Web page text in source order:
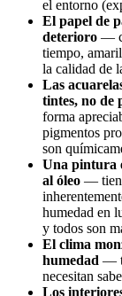
el entorno
El papel de
deterioro —
tiempo,
la calidad de
Las
tintes, no de
forma
pigmentos
son
Una pintura
al óleo —
humedad en
y todos son
El clima
humedad —
necesitan
Los